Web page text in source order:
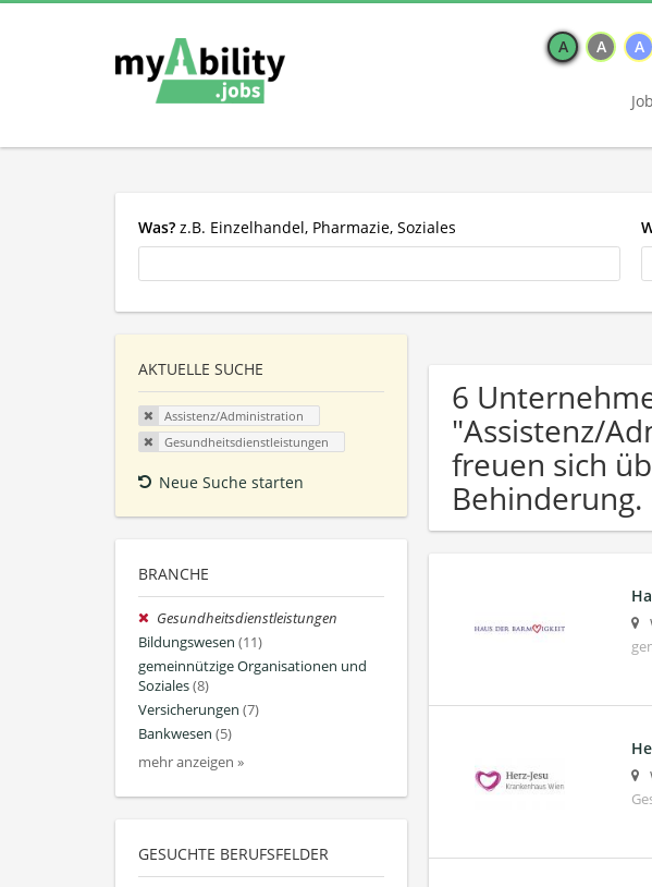
A A A
Was? z.B. Einzelhandel, Pharmazie, Soziales
AKTUELLE SUCHE
Assistenz/Administration
Gesundheitsdienstleistungen
Neue Suche starten
BRANCHE
Gesundheitsdienstleistungen
Bildungswesen (11)
gemeinnützige Organisationen und
Soziales(8)
Versicherungen (7)
Bankwesen (5)
mehr anzeigen »
GESUCHTE BERUFSFELDER
6
"Assistenz/
freuen sich
Behinderung.